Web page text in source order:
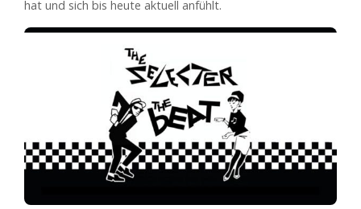
hat und sich bis heute aktuell anfühlt.